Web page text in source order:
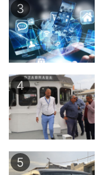
3
4
5